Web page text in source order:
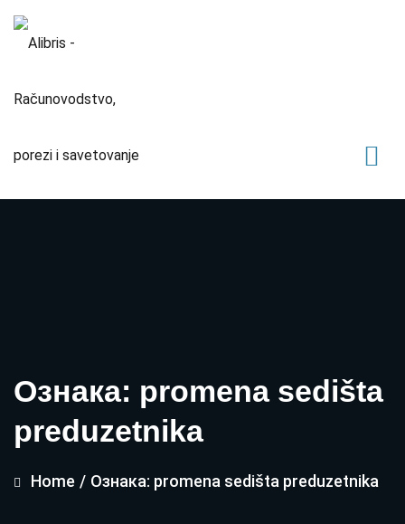
Ознака: promena sedišta
preduzetnika
Home / Ознака: promena sedišta preduzetnika